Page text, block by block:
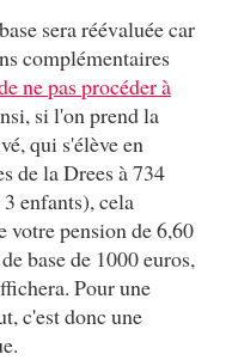
sera réévaluée car
complémentaires
ne pas procéder à
si l'on prend la
qui s'élève en
de la Drees à 734
enfants), cela
votre pension de 6,60
base de 1000 euros,
Pour une
c'est donc une